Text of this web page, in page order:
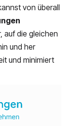
von überall
auf die gleichen
und her
und minimiert